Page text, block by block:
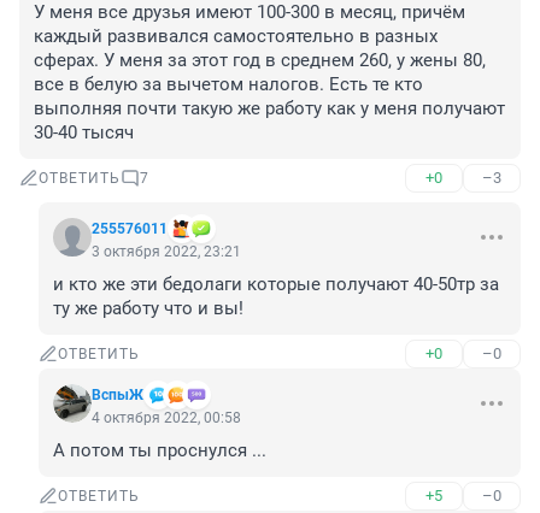
У меня все друзья имеют 100-300 в месяц, причём
каждый развивался самостоятельно в разных
сферах. У меня за этот год в среднем 260, у жены 80,
все в белую за вычетом налогов. Есть те кто
выполняя почти такую же работу как у меня получают
30-40 тысяч
ОТВЕТИТЬ 7 +0 –3
255576011
3 октября 2022, 23:21
и кто же эти бедолаги которые получают 40-50тр за
ту же работу что и вы!
ОТВЕТИТЬ +0 –0
ВспыЖ
4 октября 2022, 00:58
А потом ты проснулся ...
ОТВЕТИТЬ +5 –0